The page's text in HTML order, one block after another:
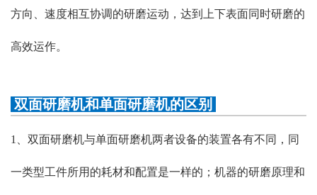
方向、速度相互协调的研磨运动，达到上下表面同时研磨的
高效运作。
双面研磨机和单面研磨机的区别
1、双面研磨机与单面研磨机两者设备的装置各有不同，同
一类型工件所用的耗材和配置是一样的；机器的研磨原理和